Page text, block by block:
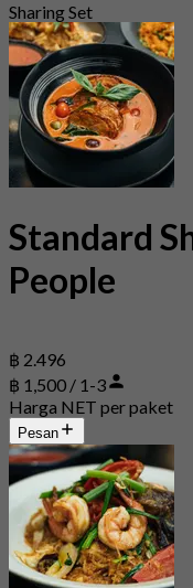
Sharing Set
Standard
People
฿ 2.496
฿ 1,500 / 1-3
Harga NET per paket
Pesan